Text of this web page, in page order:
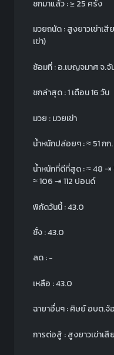
ชกมาแล้ว : ≥ 25 ครั้ง
มวยถนัด : สูงยาวเข่าเ
เข่า)
ซ้อมที่ : อ.เบญจมาศ จ.
ชกล่าสุด : 1 เดือน 16 วัน
มวย : มวยเข่า
น้ำหนักปล่อยๆ :≈51 กก.
น้ำหนักที่ดีที่สุด :≈48 ⇥
≈106 ⇥ 112 ปอนด์
พิกัดวันนี้ : 43.0
ชั่ง : 43.0
ลด : -
เหลือ : 43.0
ฉายาอื่นๆ : ศิษย์ อบต.จ้
การต่อสู้ : สูงยาวเข่าเ